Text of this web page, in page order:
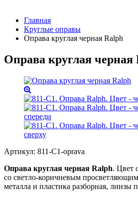
Главная
Круглые оправы
Оправа круглая черная Ralph
Оправа круглая черная
Артикул: 811-C1-oprava
Оправа круглая черная Ralph. Цвет
со светло-коричневым
металла и пластика разборная, линзы